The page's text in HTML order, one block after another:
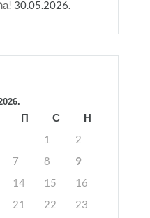
30.05.2026.
П С
Н
1
2
7 8
9
14 15
16
21 22
23